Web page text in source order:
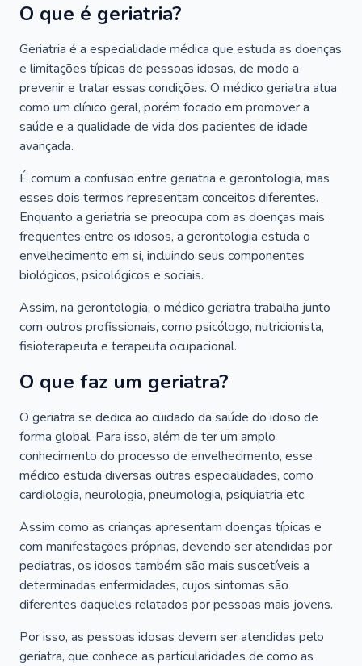
O que é geriatria?
Geriatria é a especialidade médica que estuda as doenças
e limitações típicas de pessoas idosas, de modo a
prevenir e tratar essas condições. O médico geriatra atua
como um clínico geral, porém focado em promover a
saúde e a qualidade de vida dos pacientes de idade
avançada.
É comum a confusão entre geriatria e gerontologia, mas
esses dois termos representam conceitos diferentes.
Enquanto a geriatria se preocupa com as doenças mais
frequentes entre os idosos, a gerontologia estuda o
envelhecimento em si, incluindo seus componentes
biológicos, psicológicos e sociais.
Assim, na gerontologia, o médico geriatra trabalha junto
com outros profissionais, como psicólogo, nutricionista,
fisioterapeuta e terapeuta ocupacional.
O que faz um geriatra?
O geriatra se dedica ao cuidado da saúde do idoso de
forma global. Para isso, além de ter um amplo
conhecimento do processo de envelhecimento, esse
médico estuda diversas outras especialidades, como
cardiologia, neurologia, pneumologia, psiquiatria etc.
Assim como as crianças apresentam doenças típicas e
com manifestações próprias, devendo ser atendidas por
pediatras, os idosos também são mais suscetíveis a
determinadas enfermidades, cujos sintomas são
diferentes daqueles relatados por pessoas mais jovens.
Por isso, as pessoas idosas devem ser atendidas pelo
geriatra, que conhece as particularidades de como as